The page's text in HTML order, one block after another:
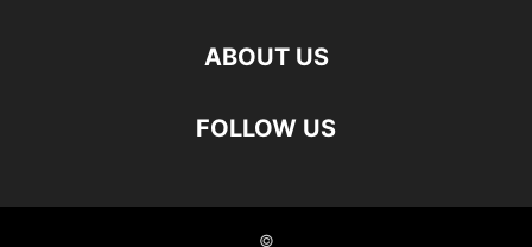
ABOUT US
FOLLOW US
©